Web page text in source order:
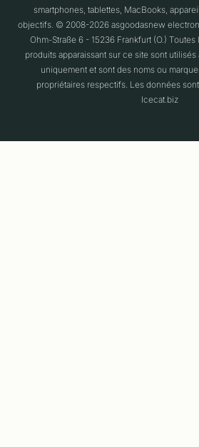
smartphones, tablettes, MacBooks,
objectifs. © 2008-2026 asgoodasnew
Ohm-Straße 6 - 15236 Frankfurt (O.)
produits apparaissant sur ce site sont
uniquement et sont des noms ou
propriétaires respectifs. Les données
Icecat.biz